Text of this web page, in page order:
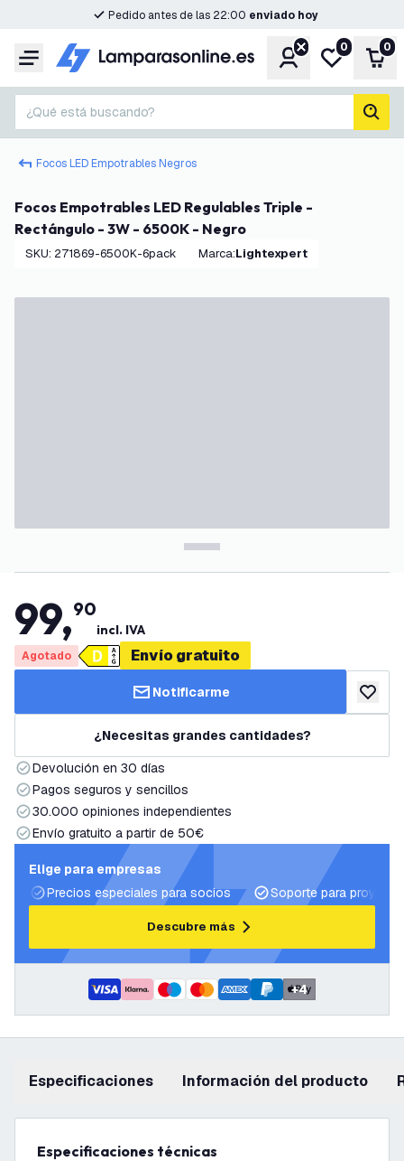
Pedido antes de las 22:00 enviado hoy
Menú CuentaMi lista de
0 0
¿Qué está buscando?
Focos LED Empotrables Negros
Focos Empotrables LED Regulables Triple -
Rectángulo - 3W - 6500K - Negro
SKU: 271869-6500K-6pack Marca: Lightexpert
99,90
incl. IVA
Agotado Envío gratuito
Notificarme añadir
¿Necesitas grandes cantidades?
Devolución en 30 días
Pagos seguros y sencillos
30.000 opiniones independientes
Envío gratuito a partir de 50€
Elige para empresas
Precios especiales para socios
Soporte para
Descubre más
+4
Especificaciones información del producto
Especificaciones técnicas